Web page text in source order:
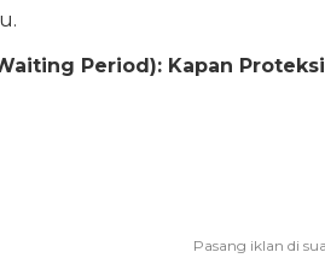
Period): Kapan